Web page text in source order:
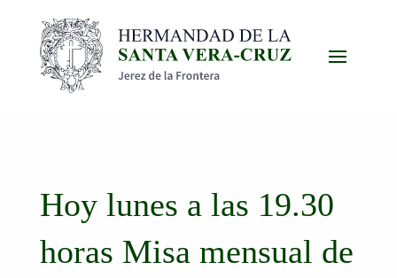
Hoy lunes a las 19.30
horas Misa mensual de